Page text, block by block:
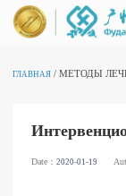
ГЛАВНАЯ/ МЕТОДЫ
Date： 2020-01-19